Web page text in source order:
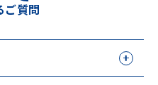
ご質問